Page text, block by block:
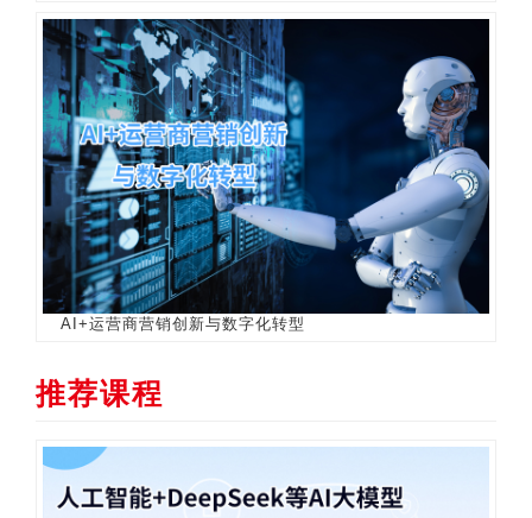
AI+运营商营销创新与数字化转型
推荐课程